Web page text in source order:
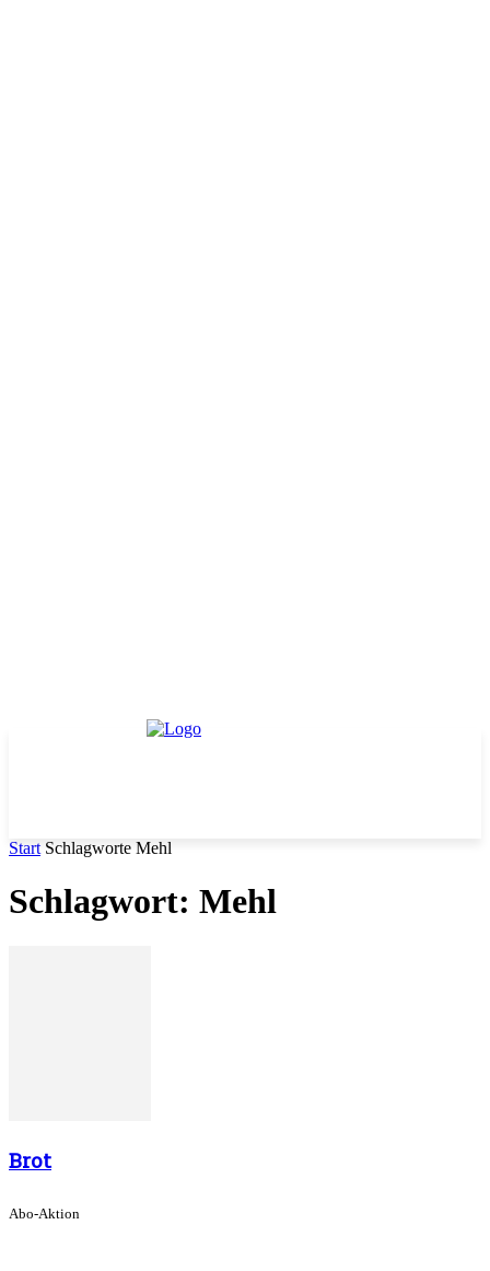
Start Schlagworte Mehl
Schlagwort: Mehl
Brot
Abo-Aktion